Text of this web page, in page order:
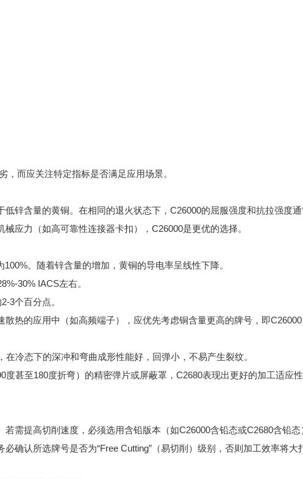
，而应关注特定指标是否满足应用场景。
锌含量的黄铜。在相同的退火状态下，C26000的屈服强度和抗拉强度通
应力（如高可靠性连接器卡扣），C26000是更优的选择。
。随着锌含量的增加，黄铜的导电率呈线性下降。
30% IACS左右。
3个百分点。
热的应用中（如高频端子），应优先考虑铜含量更高的牌号，即C26000
冷态下的深冲和弯曲成形性能好，回弹小，不易产生裂纹。
甚至180度折弯）的精密弹片或屏蔽罩，C2680表现出更好的加工适应
需提高切削速度，必须选用含铅版本（如C26000含铅态或C2680含铅态
确认所选牌号是否为“Free Cutting”（易切削）级别，否则加工效率将大